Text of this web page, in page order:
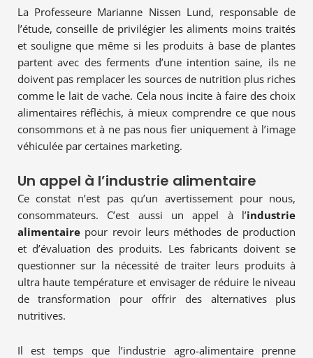
La Professeure Marianne Nissen Lund, responsable de
l’étude, conseille de privilégier les aliments moins traités
et souligne que même si les produits à base de plantes
partent avec des ferments d’une intention saine, ils ne
doivent pas remplacer les sources de nutrition plus riches
comme le lait de vache. Cela nous incite à faire des choix
alimentaires réfléchis, à mieux comprendre ce que nous
consommons et à ne pas nous fier uniquement à l’image
véhiculée par certaines marketing.
Un appel à l’industrie alimentaire
Ce constat n’est pas qu’un avertissement pour nous,
consommateurs. C’est aussi un appel à l’industrie
alimentairepour revoir leurs méthodes de production
et d’évaluation des produits. Les fabricants doivent se
questionner sur la nécessité de traiter leurs produits à
ultra haute température et envisager de réduire le niveau
de transformation pour offrir des alternatives plus
nutritives.
Il est temps que l’industrie agro-alimentaire prenne